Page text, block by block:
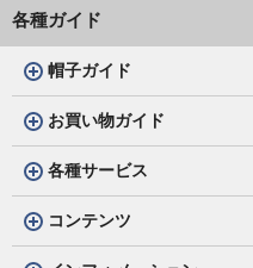
各種ガイド
帽子ガイド
お買い物ガイド
各種サービス
コンテンツ